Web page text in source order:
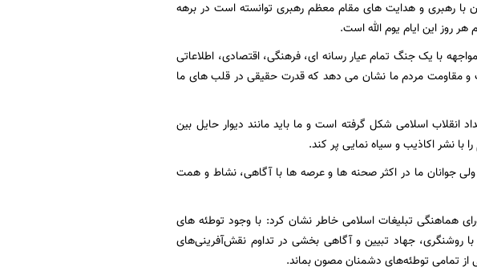
با رهبری و هدایت های مقام معظم رهبری توانسته است در برهه
روز این ایام یوم الله است.
با یک جنگ تمام عیار رسانه ای، فرهنگی، اقتصادی، اطلاعاتی
و مقاومت مردم ما نشان می دهد که قدرت حقیقی در قلب های ما
انقلاب اسلامی شکل گرفته است و ما باید مانند دیوار حایل بین
نشر اکاذیب و سیاه نمایی پر کند.
جوانان ما در اکثر صحنه ها و عرصه ها با آگاهی، نشاط و همت
هماهنگی تبلیغات اسلامی خاطر نشان کرد: با وجود توطئه های
روشنگری، جهاد تبیین و آگاهی بخشی در تداوم نقش‌آفرینی‌های
از تمامی توطئه‌های دشمنان مصون بماند.